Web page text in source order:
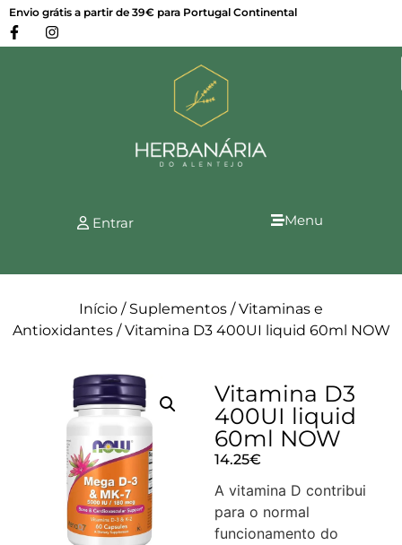
Envio grátis a partir de 39€ para Portugal Continental
Entrar Menu
Início / Suplementos /Vitaminas e
Antioxidantes/ Vitamina D3 400UI liquid 60ml NOW
Vitamina D3
400UI liquid
60ml NOW
14.25€
A vitamina D contribui
para o normal
funcionamento do